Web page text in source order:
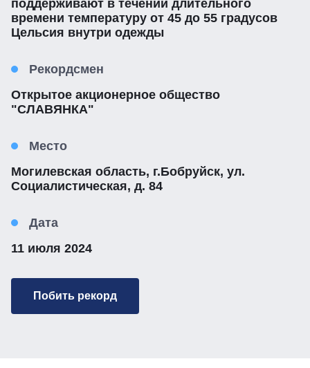
поддерживают в течении длительного
времени температуру от 45 до 55 градусов
Цельсия внутри одежды
Рекордсмен
Открытое акционерное общество
"СЛАВЯНКА"
Место
Могилевская область, г.Бобруйск, ул.
Социалистическая, д. 84
Дата
11 июля 2024
Побить рекорд